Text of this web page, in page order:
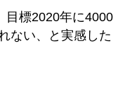
目標2020年に4000
ない、と実感した